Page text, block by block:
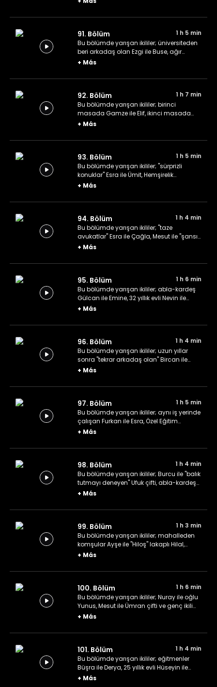
91. Bölüm
1 h 5 min
Bu bölümde yarışan ikililer; üniversiteden
beri arkadaş olan Ezgi ile Buse, ağır
misafirlerimiz İsmet ile Hilal ve son olarak
Ömer.
+ Más
92. Bölüm
1 h 7 min
Bu bölümde yarışan ikililer; birinci
masada Gamze ile Elif, ikinci masada
Muharrem ile İmran ve üçüncü masada
+ Más
93. Bölüm
1 h 5 min
Bu bölümde yarışan ikililer; "sürprizli
konuklar" Esra ile Ümit, Hemşirelik
öğrencileri Beyza ile İclal ve yeğen-hala
+ Más
94. Bölüm
1 h 4 min
Bu bölümde yarışan ikililer; "taze
avukatlar" Esra ile Çağla, Mesut ile "şansı"
Burçak ve son olarak liseden beri arkadaş
+ Más
95. Bölüm
1 h 6 min
Bu bölümde yarışan ikililer; abla-kardeş
Gülcan ile Emine, 32 yıllık evli Nevin ile
Turgay çifti ve son olarak Betül ile Ece
+ Más
96. Bölüm
1 h 4 min
Bu bölümde yarışan ikililer; uzun yıllar
sonra "tekrar arkadaş olan" Bircan ile
Dilek, Tıp öğrencileri Hilal ile Efnan ve kızları
+ Más
97. Bölüm
1 h 5 min
Bu bölümde yarışan ikililer; aynı iş yerinde
çalışan Furkan ile Esra, Özel Eğitim
Öğretmenleri Yasemin ile Buse ve baba-
+ Más
98. Bölüm
1 h 4 min
Bu bölümde yarışan ikililer; Burcu ile "balık
tutmayı deneyen" Ufuk çifti, abla-kardeş
ekibi Esra ile Büşra ve avukat çift Mehmet
+ Más
99. Bölüm
1 h 3 min
Bu bölümde yarışan ikililer; mahalleden
komşular Ayşe ile "Hiloş" lakaplı Hilal,
Çevre Mühendisi Zeynep ile Almanca
aynı gün doğan Eylem ile Çiğdem kız
+ Más
100. Bölüm
1 h 6 min
Bu bölümde yarışan ikililer; Nuray ile oğlu
Yunus, Mesut ile Ümran çifti ve genç ikili
Elif ile Alper.
+ Más
101. Bölüm
1 h 4 min
Bu bölümde yarışan ikililer; eğitmenler
Büşra ile Derya, 25 yıllık evli Hüseyin ile
Özlem ve stüdyoya renk katan Ayla ile
+ Más